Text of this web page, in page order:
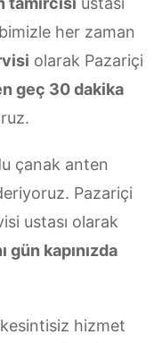
her zaman
olarak Pazariçi
geç 30 dakika
çanak anten
Pazariçi
ustası olarak
gün kapınızda
hizmet